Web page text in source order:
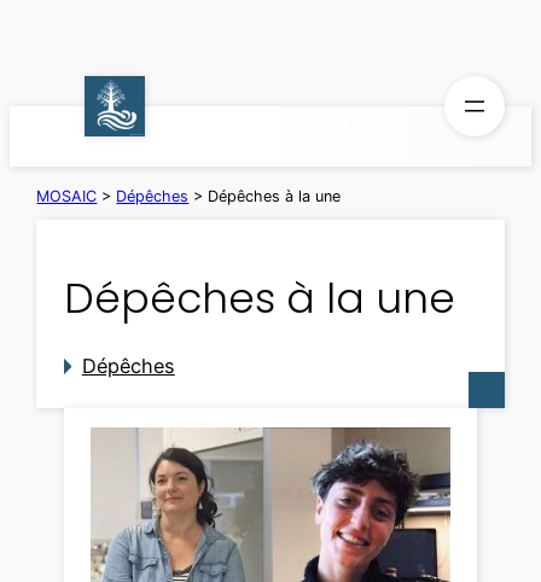
MOSAIC > Dépêches > Dépêches à la une
Dépêches à la une
Dépêches